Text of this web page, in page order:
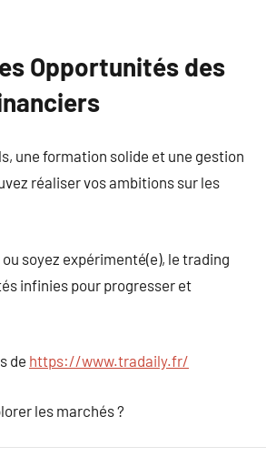
Opportunités des
une formation solide et une gestion
réaliser vos ambitions sur les
soyez expérimenté(e), le trading
infinies pour progresser et
de https://www.tradaily.fr/
les marchés ?